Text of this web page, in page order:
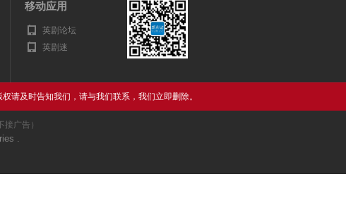
移动应用
英剧论坛
英剧迷
请及时告知我们，请与我们联系，我们立即删除。
接广告）
.